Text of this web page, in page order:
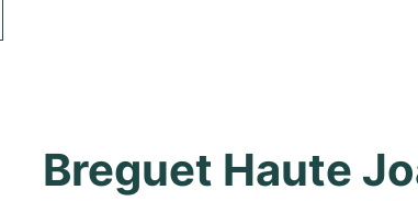
Breguet Haute